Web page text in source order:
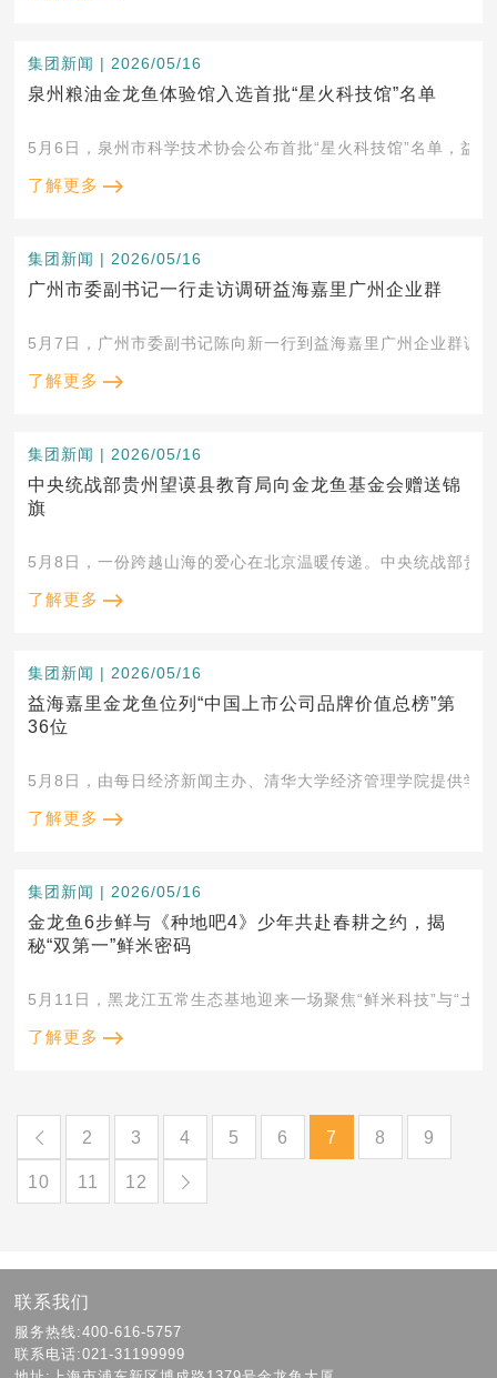
集团新闻 | 2026/05/16
泉州粮油金龙鱼体验馆入选首批“星火科技馆”名单
5月6日，泉州市科学技术协会公布首批“星火科技馆”名单，益
了解更多
集团新闻 | 2026/05/16
广州市委副书记一行走访调研益海嘉里广州企业群
5月7日，广州市委副书记陈向新一行到益海嘉里广州企业群调
了解更多
集团新闻 | 2026/05/16
中央统战部贵州望谟县教育局向金龙鱼基金会赠送锦
旗
5月8日，一份跨越山海的爱心在北京温暖传递。中央统战部贵
了解更多
集团新闻 | 2026/05/16
益海嘉里金龙鱼位列“中国上市公司品牌价值总榜”第
36位
5月8日，由每日经济新闻主办、清华大学经济管理学院提供学
了解更多
集团新闻 | 2026/05/16
金龙鱼6步鲜与《种地吧4》少年共赴春耕之约，揭
秘“双第一”鲜米密码
5月11日，黑龙江五常生态基地迎来一场聚焦“鲜米科技”与“土
了解更多
2 3 4 5 6 7 8 9
10 11 12
联系我们
服务热线:400-616-5757
联系电话:021-31199999